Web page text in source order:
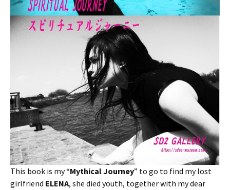
This book is my “Mythical Journey” to go to find my lost
girlfriend ELENA, she died youth, together with my dear